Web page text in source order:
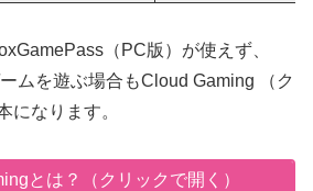
（PC版）が使えず、
ムを遊ぶ場合もCloud Gaming （ク
になります。
とは？（クリックで開く）